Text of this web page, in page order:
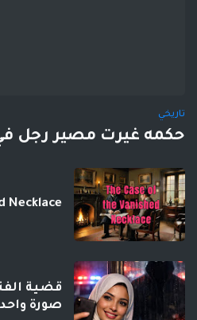
تاريخي
حكمه غيرت مصير رجل
Necklace
قضية
صورة